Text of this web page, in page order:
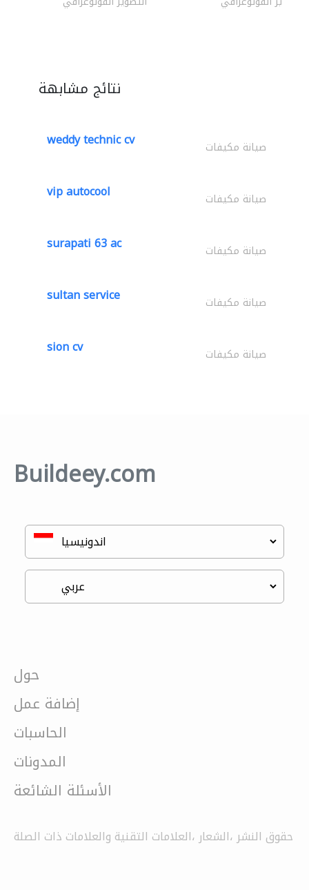
نتائج مشابهة
weddy technic cv صيانة مكيفات
vip autocool صيانة مكيفات
surapati 63 ac صيانة مكيفات
sultan service صيانة مكيفات
sion cv صيانة مكيفات
Buildeey.com
حول
إضافة عمل
الحاسبات
المدونات
الأسئلة الشائعة
حقوق النشر ،الشعار ،العلامات التقنية والعلامات ذات الصلة